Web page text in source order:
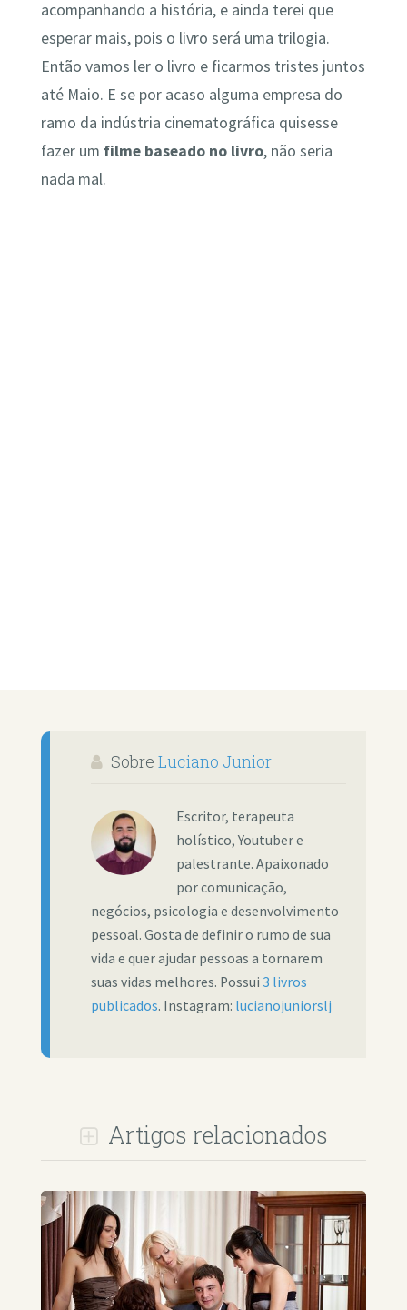
acompanhando a história, e ainda terei que
esperar mais, pois o livro será uma trilogia.
Então vamos ler o livro e ficarmos tristes juntos
até Maio. E se por acaso alguma empresa do
ramo da indústria cinematográfica quisesse
fazer um filme baseado no livro, não seria
nada mal.
Sobre Luciano Junior
Escritor, terapeuta
holístico, Youtuber e
palestrante. Apaixonado
por comunicação,
negócios, psicologia e desenvolvimento
pessoal. Gosta de definir o rumo de sua
vida e quer ajudar pessoas a tornarem
suas vidas melhores. Possui 3 livros
publicados. Instagram: lucianojuniorslj
Artigos relacionados